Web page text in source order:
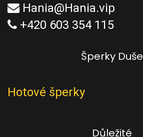
Hania@Hania.vip
+420 603 354 115
Šperky Duše
Hotové šperky
Důležité